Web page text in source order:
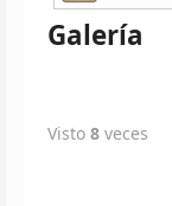
Galería
Visto 8 veces